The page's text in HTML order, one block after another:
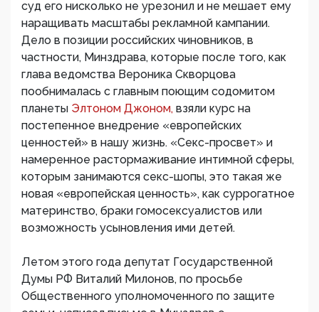
суд его нисколько не урезонил и не мешает ему
наращивать масштабы рекламной кампании.
Дело в позиции российских чиновников, в
частности, Минздрава, которые после того, как
глава ведомства Вероника Скворцова
пообнималась с главным поющим содомитом
планеты Элтоном Джоном, взяли курс на
постепенное внедрение «европейских
ценностей» в нашу жизнь. «Секс-просвет» и
намеренное растормаживание интимной сферы,
которым занимаются секс-шопы, это такая же
новая «европейская ценность», как суррогатное
материнство, браки гомосексуалистов или
возможность усыновления ими детей.
Летом этого года депутат Государственной
Думы РФ Виталий Милонов, по просьбе
Общественного уполномоченного по защите